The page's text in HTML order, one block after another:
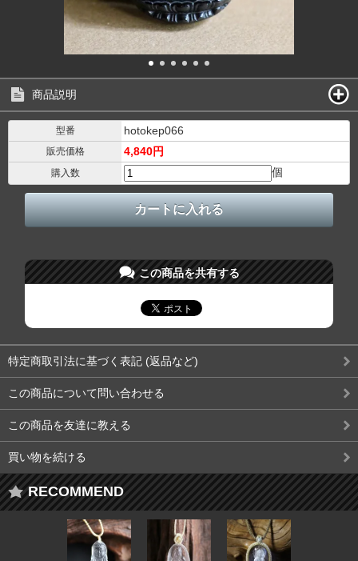
商品説明
型番 hotokep066
販売価格 4,840円
購入数 個
この商品を共有する
特定商取引法に基づく表記 (返品など)
この商品について問い合わせる
この商品を友達に教える
買い物を続ける
RECOMMEND